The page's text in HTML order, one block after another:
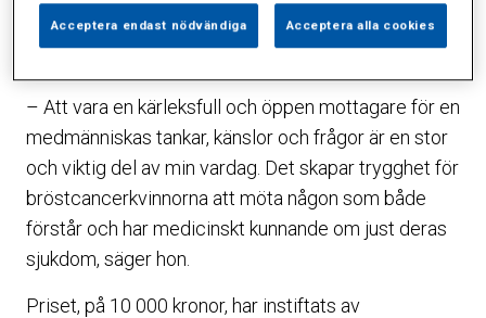
Lotta Eklund är glad och stolt – och väldigt
– Att vara en kärleksfull och öppen mottagare för en
medmänniskas tankar, känslor och frågor är en stor
och viktig del av min vardag. Det skapar trygghet för
bröstcancerkvinnorna att möta någon som både
förstår och har medicinskt kunnande om just deras
sjukdom, säger hon.
Priset, på 10 000 kronor, har instiftats av
Acceptera endast nödvändiga Acceptera alla cookies